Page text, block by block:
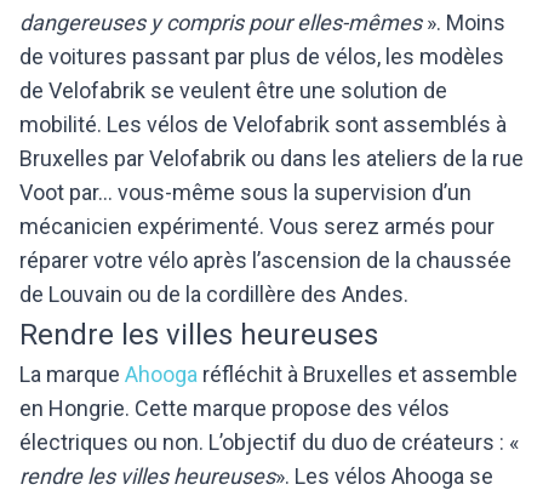
dangereuses y compris pour elles-mêmes». Moins
de voitures passant par plus de vélos, les modèles
de Velofabrik se veulent être une solution de
mobilité. Les vélos de Velofabrik sont assemblés à
Bruxelles par Velofabrik ou dans les ateliers de la rue
Voot par… vous-même sous la supervision d’un
mécanicien expérimenté. Vous serez armés pour
réparer votre vélo après l’ascension de la chaussée
de Louvain ou de la cordillère des Andes.
Rendre les villes heureuses
La marque Ahooga réfléchit à Bruxelles et assemble
en Hongrie. Cette marque propose des vélos
électriques ou non. L’objectif du duo de créateurs : «
rendre les villes heureuses». Les vélos Ahooga se